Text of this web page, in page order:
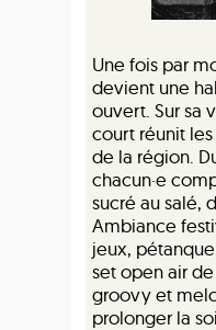
Une fois par
devient une
ouvert. Sur sa
court réunit
de la région.
chacun·e
sucré au salé,
Ambiance
jeux,
set open air de
groovy et
prolonger la